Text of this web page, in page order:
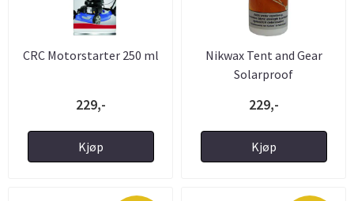
CRC Motorstarter 250 ml
229,-
Kjøp
Nikwax Tent and Gear
Solarproof
229,-
Kjøp